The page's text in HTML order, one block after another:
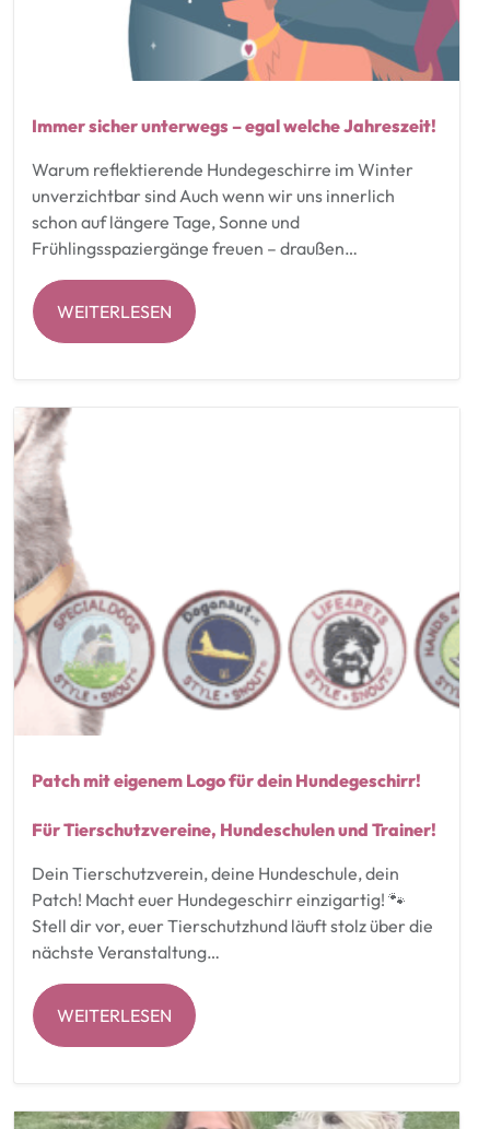
Immer sicher unterwegs – egal welche Jahreszeit!
Warum reflektierende Hundegeschirre im Winter
unverzichtbar sind Auch wenn wir uns innerlich
schon auf längere Tage, Sonne und
Frühlingsspaziergänge freuen – draußen…
WEITERLESEN
Patch mit eigenem Logo für dein Hundegeschirr!
Für Tierschutzvereine, Hundeschulen und Trainer!
Dein Tierschutzverein, deine Hundeschule, dein
Patch! Macht euer Hundegeschirr einzigartig! 🐾
Stell dir vor, euer Tierschutzhund läuft stolz über die
nächste Veranstaltung…
WEITERLESEN